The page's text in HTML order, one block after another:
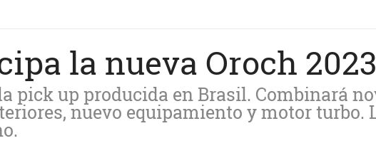
la nueva Oroch 2023
pick up producida en Brasil. Combinará
nuevo equipamiento y motor turbo.